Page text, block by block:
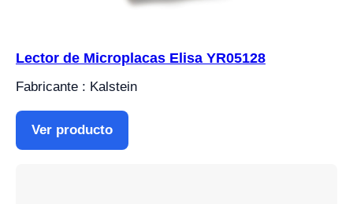
Lector de Microplacas Elisa YR05128
Fabricante : Kalstein
Ver producto